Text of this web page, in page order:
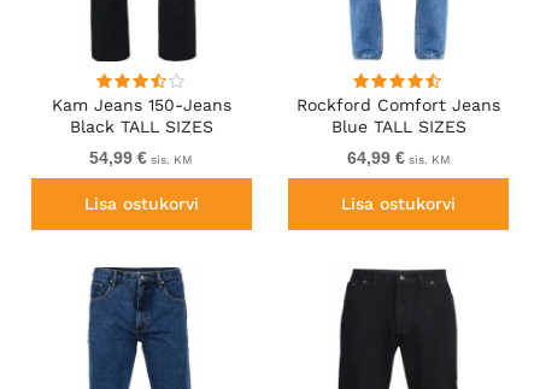
Kam Jeans 150-Jeans
Black TALL SIZES
54,99 € sis. KM
Lisa ostukorvi
Rockford Comfort Jeans
Blue TALL SIZES
64,99 €sis. KM
Lisa ostukorvi